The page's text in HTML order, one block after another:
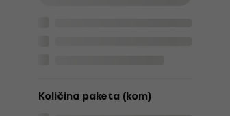
Količina paketa (kom)